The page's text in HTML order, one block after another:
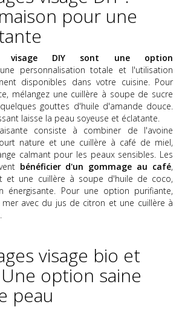
pour une
visage DIY sont une option
personnalisation totale et l'utilisation
disponibles dans votre cuisine. Pour
mélangez une cuillère à soupe de sucre
gouttes d'huile d'amande douce.
laisse la peau soyeuse et éclatante.
consiste à combiner de l'avoine
nature et une cuillère à café de miel,
calmant pour les peaux sensibles. Les
bénéficier d'un gommage au café,
et une cuillère à soupe d'huile de coco,
énergisante. Pour une option purifiante,
avec du jus de citron et une cuillère à
visage bio et
option saine
peau